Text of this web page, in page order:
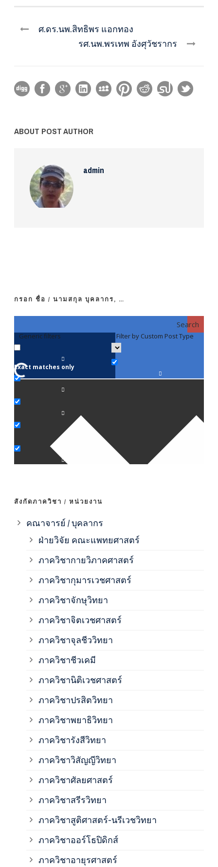
ศ.ดร.นพ.สิทธิพร แอกทอง
รศ.นพ.พรเทพ อังศุวัชรากร
ABOUT POST AUTHOR
admin
กรอก ชื่อ / นามสกุล บุคลากร, …
Search
Generic filters
Exact matches only
Filter by Custom Post Type
สังกัดภาควิชา / หน่วยงาน
คณาจารย์ / บุคลากร
ฝ่ายวิจัย คณะแพทยศาสตร์
ภาควิชากายวิภาคศาสตร์
ภาควิชากุมารเวชศาสตร์
ภาควิชาจักษุวิทยา
ภาควิชาจิตเวชศาสตร์
ภาควิชาจุลชีววิทยา
ภาควิชาชีวเคมี
ภาควิชานิติเวชศาสตร์
ภาควิชาปรสิตวิทยา
ภาควิชาพยาธิวิทยา
ภาควิชารังสีวิทยา
ภาควิชาวิสัญญีวิทยา
ภาควิชาศัลยศาสตร์
ภาควิชาสรีรวิทยา
ภาควิชาสูติศาสตร์-นรีเวชวิทยา
ภาควิชาออร์โธปิดิกส์
ภาควิชาอายุรศาสตร์